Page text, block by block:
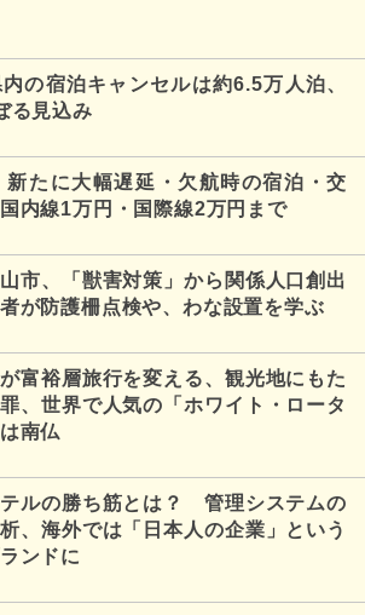
の宿泊キャンセルは約6.5万人泊、
る見込み
新たに大幅遅延・欠航時の宿泊・交
内線1万円・国際線2万円まで
市、「獣害対策」から関係人口創出
が防護柵点検や、わな設置を学ぶ
富裕層旅行を変える、観光地にもた
、世界で人気の「ホワイト・ロータ
南仏
ルの勝ち筋とは？ 管理システムの
、海外では「日本人の企業」という
ンドに